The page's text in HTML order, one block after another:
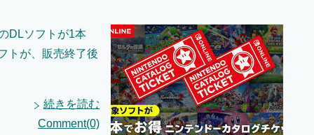
DLソフトが1本
トが、販売終了後
続きを読む
Comment(0)